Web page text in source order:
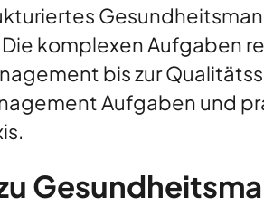
komplexen Aufgaben
bis zur
Aufgaben und